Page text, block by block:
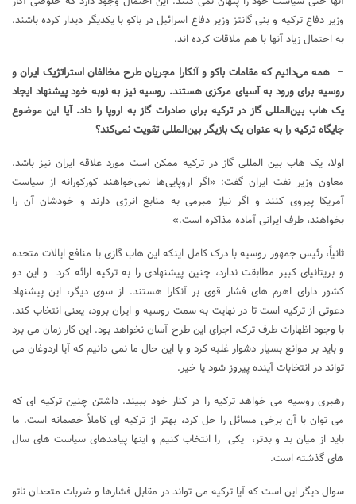
وزیر دفاع ترکیه و بنی گانتز وزیر دفاع اسرائیل در باکو با یکدیگر دیدار کرده باشند.
به احتمال زیاد آنها با هم ملاقات کرده اند.
– همه می‌دانیم که مقامات باکو و آنکارا مجریان طرح مخالفان استراتژیک ایران و
روسیه برای ورود به آسیای مرکزی هستند. روسیه نیز به نوبه خود پیشنهاد ایجاد
یک هاب بین‌المللی گاز در ترکیه برای صادرات گاز به اروپا را داد. آیا این موضوع
جایگاه ترکیه را به عنوان یک بازیگر بین‌المللی تقویت نمی‌کند؟
اولا، یک هاب بین المللی گاز در ترکیه ممکن است مورد علاقه ایران نیز باشد.
معاون وزیر نفت ایران گفت: «اگر اروپایی‌ها نمی‌خواهند کورکورانه از سیاست
آمریکا پیروی کنند و اگر نیاز مبرمی به منابع انرژی دارند و خودشان آن را
بخواهند، طرف ایرانی آماده مذاکره است.»
ثانیاً، رئیس جمهور روسیه با درک کامل اینکه این هاب گازی با منافع ایالات متحده
و بریتانیای کبیر مطابقت ندارد، چنین پیشنهادی را به ترکیه ارائه کرد و این دو
کشور دارای اهرم های فشار قوی بر آنکارا هستند. از سوی دیگر، این پیشنهاد
دعوتی از ترکیه است تا در نهایت به سمت روسیه و ایران برود، یعنی انتخاب کند.
با وجود اظهارات طرف ترک، اجرای این طرح آسان نخواهد بود. این کار زمان می برد
و باید بر موانع بسیار دشوار غلبه کرد و با این حال ما نمی دانیم که آیا اردوغان می
تواند در انتخابات آینده پیروز شود یا خیر.
رهبری روسیه می خواهد ترکیه را در کنار خود ببیند. داشتن چنین ترکیه ای که
می توان با آن برخی مسائل را حل کرد، بهتر از ترکیه ای کاملاً خصمانه است. ما
باید از میان بد و بدتر، یکی را انتخاب کنیم و اینها پیامدهای سیاست های سال
های گذشته است.
سوال دیگر این است که آیا ترکیه می تواند در مقابل فشارها و ضربات متحدان ناتو